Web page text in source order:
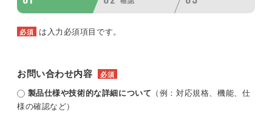
必須 は入力必須項目です。
お問い合わせ内容 必須
製品仕様や技術的な詳細について （例：対応規格、機能、仕
様の確認など）